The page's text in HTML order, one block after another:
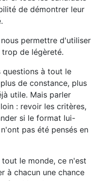
de démontrer leur
permettre d'utiliser
de légèreté.
questions à tout le
de constance, plus
utile. Mais parler
: revoir les critères,
si le format lui-
pas été pensés en
le monde, ce n'est
à chacun une chance